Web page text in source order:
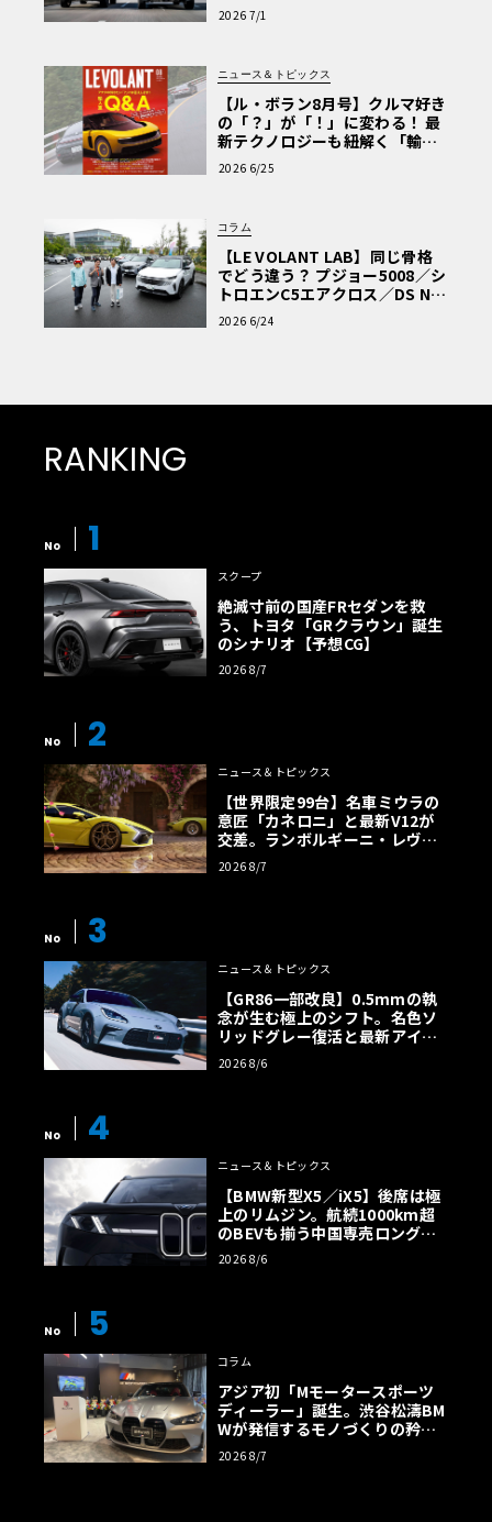
極的アプローチ」
2026 7/1
ニュース＆トピックス
【ル・ボラン8月号】クルマ好き
の「？」が「！」に変わる！ 最
新テクノロジーも紐解く「輸入
車Q&A」
2026 6/25
コラム
【LE VOLANT LAB】同じ骨格
でどう違う？ プジョー5008／シ
トロエンC5エアクロス／DS Nº4
読者一気乗りレポート
2026 6/24
RANKING
No 1
スクープ
絶滅寸前の国産FRセダンを救
う、トヨタ「GRクラウン」誕生
のシナリオ【予想CG】
2026 8/7
No 2
ニュース＆トピックス
【世界限定99台】名車ミウラの
意匠「カネロニ」と最新V12が
交差。ランボルギーニ・レヴエ
ルトに60周年記念車が登場
2026 8/7
No 3
ニュース＆トピックス
【GR86一部改良】0.5mmの執
念が生む極上のシフト。名色ソ
リッドグレー復活と最新アイサ
イトでFRの極みへ
2026 8/6
No 4
ニュース＆トピックス
【BMW新型X5／iX5】後席は極
上のリムジン。航続1000km超
のBEVも揃う中国専売ロング仕
様の全貌
2026 8/6
No 5
コラム
アジア初「Mモータースポーツ
ディーラー」誕生。渋谷松濤BM
Wが発信するモノづくりの矜持
【木下隆之コラム】
2026 8/7